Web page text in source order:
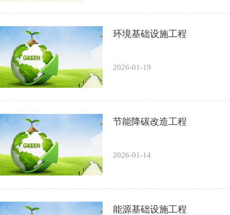
环境基础设施工程
2026-01-19
节能降碳改造工程
2026-01-14
能源基础设施工程